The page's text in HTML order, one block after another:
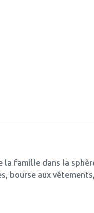
la famille dans la
bourse aux